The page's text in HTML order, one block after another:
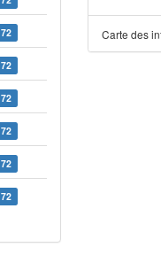
72
72
72
72
72
72
Carte des